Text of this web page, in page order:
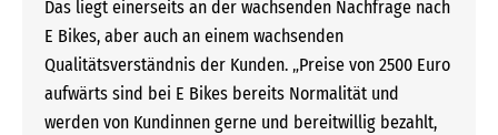
Das liegt einerseits an der wachsenden Nachfrage nach
E Bikes, aber auch an einem wachsenden
Qualitätsverständnis der Kunden. „Preise von 2500 Euro
aufwärts sind bei E Bikes bereits Normalität und
werden von Kundinnen gerne und bereitwillig bezahlt,